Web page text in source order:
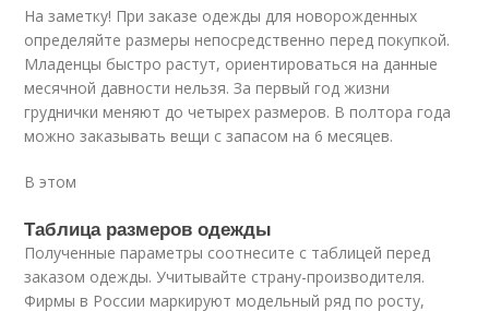
На заметку! При заказе одежды для новорожденных
определяйте размеры непосредственно перед покупкой.
Младенцы быстро растут, ориентироваться на данные
месячной давности нельзя. За первый год жизни
груднички меняют до четырех размеров. В полтора года
можно заказывать вещи с запасом на 6 месяцев.
В этом
Таблица размеров одежды
Полученные параметры соотнесите с таблицей перед
заказом одежды. Учитывайте страну-производителя.
Фирмы в России маркируют модельный ряд по росту,